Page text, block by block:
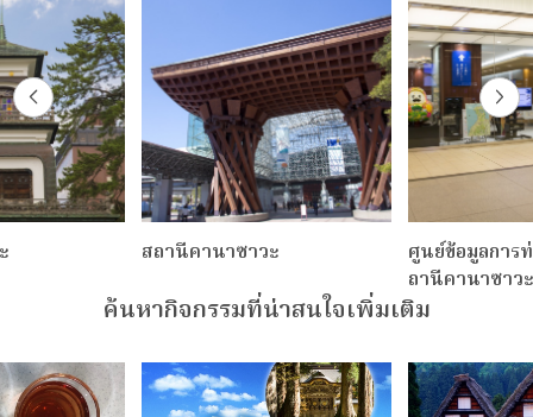
สถานีคานาซาวะ
ศูนย์ข้อมูลการ
ถานีคานาซาวะ
ค้นหากิจกรรมที่น่าสนใจเพิ่มเติม